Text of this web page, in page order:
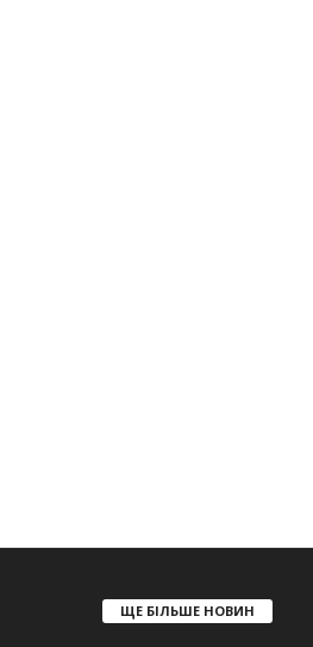
ЩЕ БІЛЬШЕ НОВИН